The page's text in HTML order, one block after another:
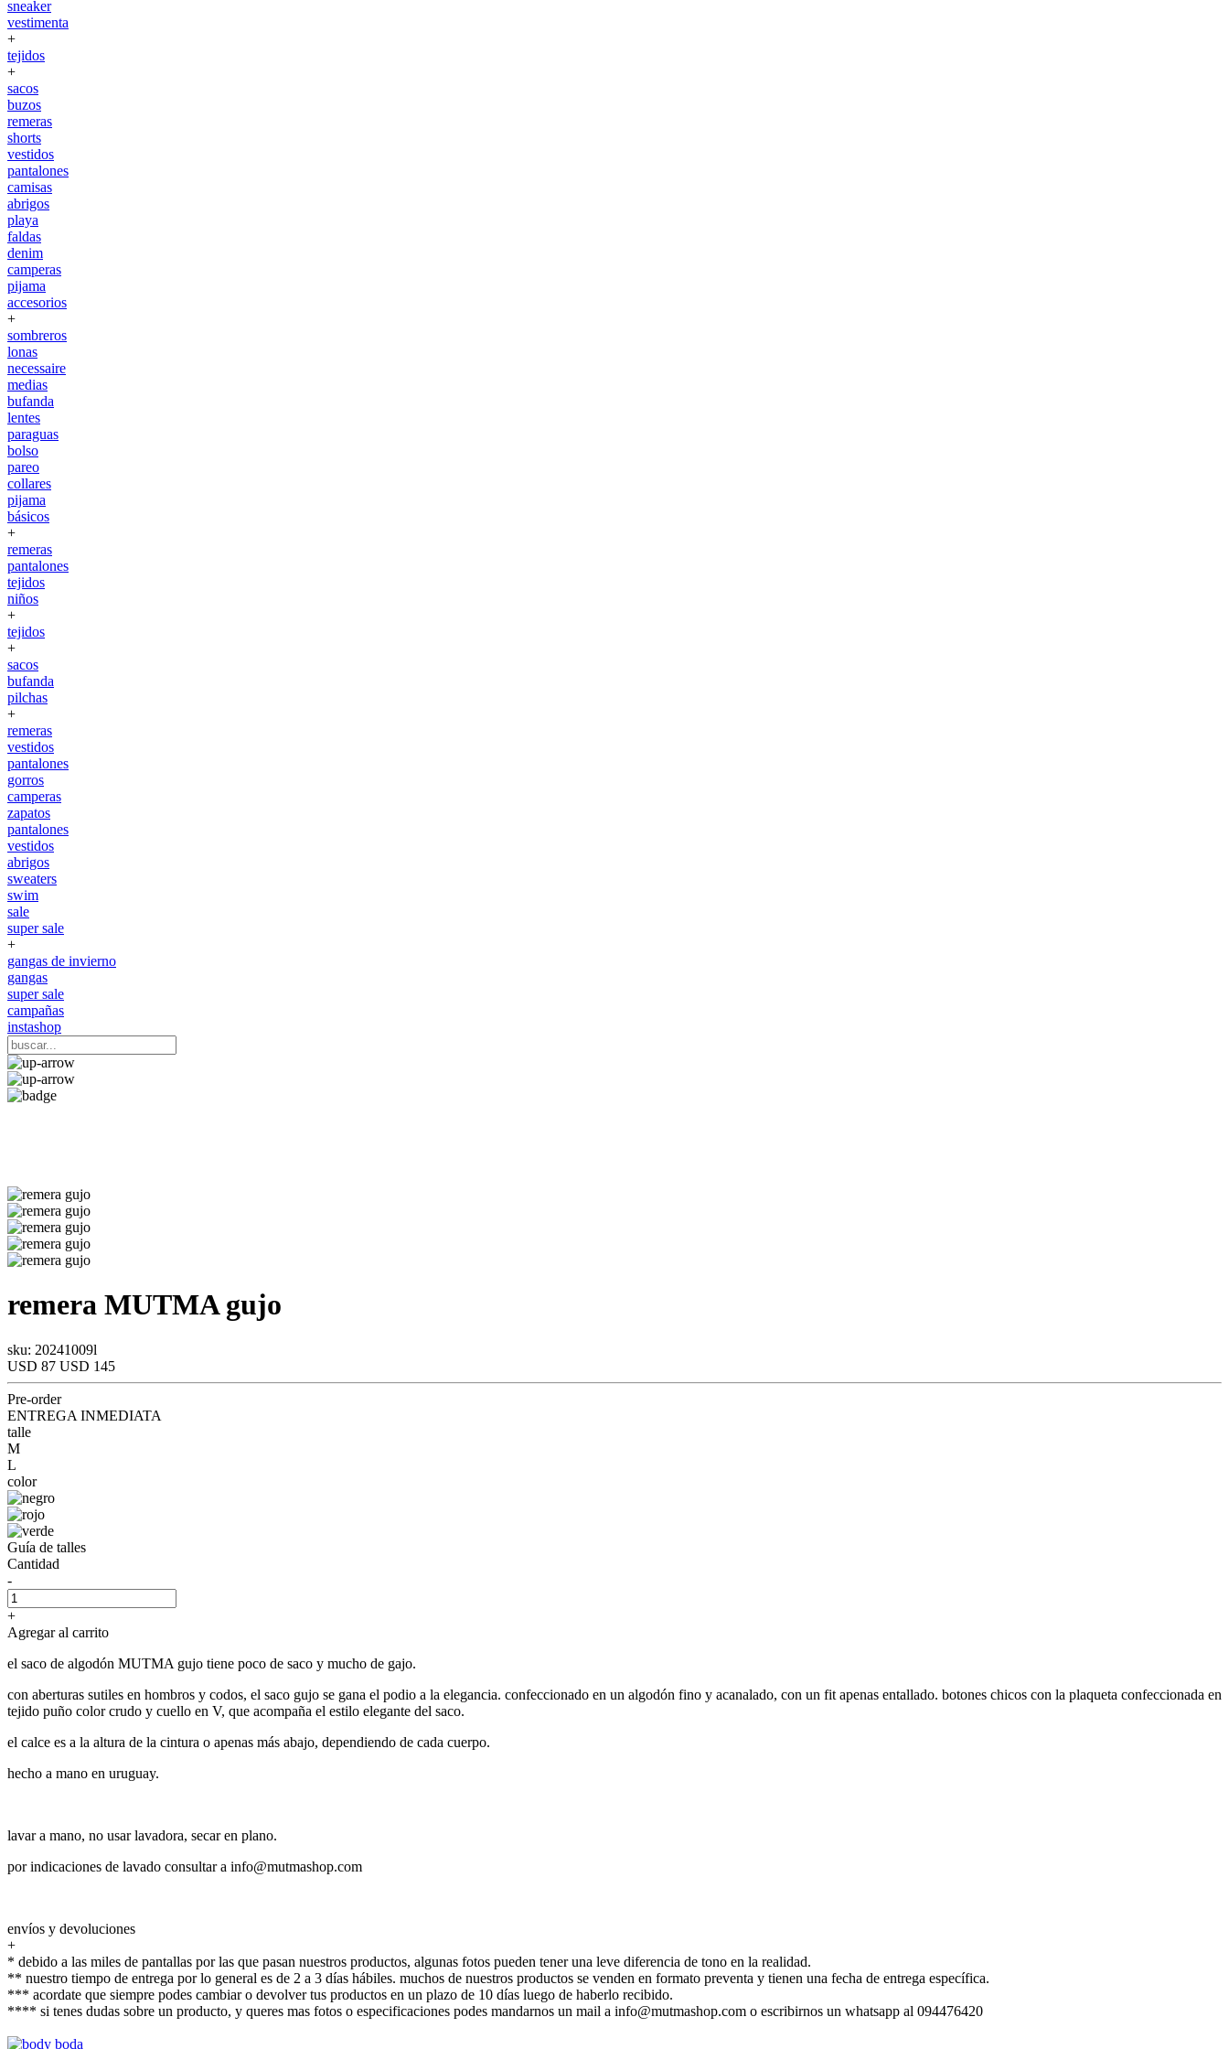
sneaker
vestimenta
+
tejidos
+
sacos
buzos
remeras
shorts
vestidos
pantalones
camisas
abrigos
playa
faldas
denim
camperas
pijama
accesorios
+
sombreros
lonas
necessaire
medias
bufanda
lentes
paraguas
bolso
pareo
collares
pijama
básicos
+
remeras
pantalones
tejidos
niños
+
tejidos
+
sacos
bufanda
pilchas
+
remeras
vestidos
pantalones
gorros
camperas
zapatos
pantalones
vestidos
abrigos
sweaters
swim
sale
super sale
+
gangas de invierno
gangas
super sale
campañas
instashop
remera MUTMAgujo
sku: 20241009l
USD 87 USD 145
Pre-order
ENTREGA INMEDIATA
talle
M
L
color
Guía de talles
Cantidad
-
+
Agregar al carrito
el saco de algodón MUTMA gujo tiene poco de saco y mucho de gajo.
con aberturas sutiles en hombros y codos, el saco gujo se gana el podio a la elegancia. confeccionado en un algodón fino y acanalado, con un fit apenas entallado. botones chicos con la plaqueta confeccionada en
tejido puño color crudo y cuello en V, que acompaña el estilo elegante del saco.
el calce es a la altura de la cintura o apenas más abajo, dependiendo de cada cuerpo.
hecho a mano en uruguay.
lavar a mano, no usar lavadora, secar en plano.
por indicaciones de lavado consultar a info@mutmashop.com
envíos y devoluciones
+
* debido a las miles de pantallas por las que pasan nuestros productos, algunas fotos pueden tener una leve diferencia de tono en la realidad.
** nuestro tiempo de entrega por lo general es de 2 a 3 días hábiles. muchos de nuestros productos se venden en formato preventa y tienen una fecha de entrega específica.
*** acordate que siempre podes cambiar o devolver tus productos en un plazo de 10 días luego de haberlo recibido.
**** si tenes dudas sobre un producto, y queres mas fotos o especificaciones podes mandarnos un mail a info@mutmashop.com o escribirnos un whatsapp al 094476420